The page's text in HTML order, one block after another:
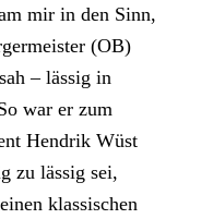
mir in den Sinn,
(OB)
– lässig in
war er zum
Hendrik Wüst
zu lässig sei,
klassischen